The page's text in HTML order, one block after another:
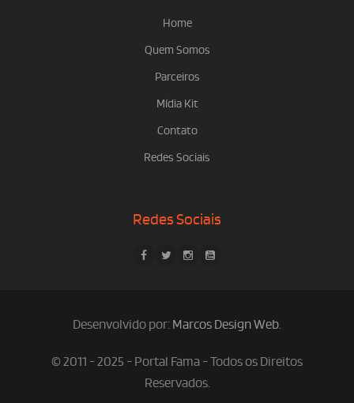
Home
Quem Somos
Parceiros
Mídia Kit
Contato
Redes Sociais
Redes Sociais
Desenvolvido por: Marcos Design Web.
© 2011 - 2025 - Portal Fama - Todos os Direitos
Reservados.